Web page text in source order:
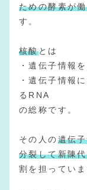
ための酵素が
す。
核酸とは
・遺伝子情報
・遺伝子情報
るRNA
の総称です。
その人の遺伝
分裂して新陳
割を担っていま